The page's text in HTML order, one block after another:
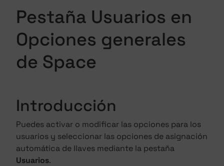
Pestaña Usuarios en
Opciones generales
de Space
Introducción
Puedes activar o modificar las opciones para los
usuarios y seleccionar las opciones de asignación
automática de llaves mediante la pestaña
Usuarios.